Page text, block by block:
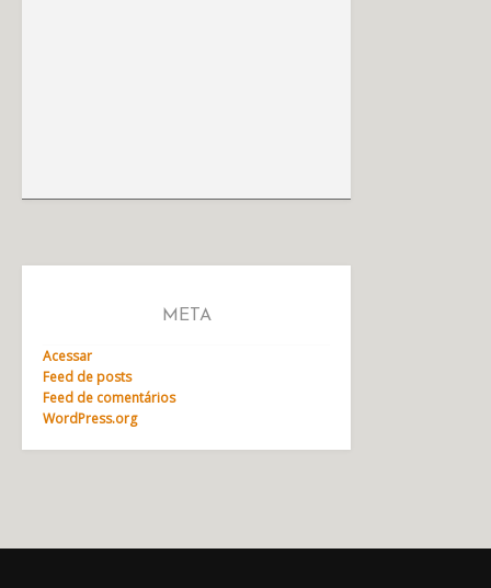
META
Acessar
Feed de posts
Feed de comentários
WordPress.org